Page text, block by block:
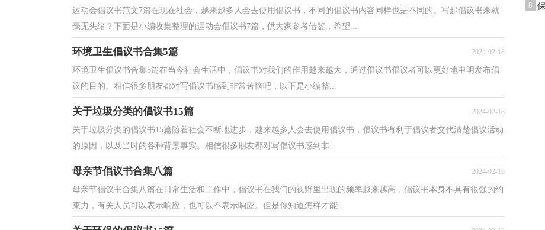
运动会倡议书范文7篇在现在社会，越来越多人会去使用倡议书，不同的倡议书内容同样也是不同的。写起倡议书来就
毫无头绪？下面是小编收集整理的运动会倡议书7篇，供大家参考借鉴，希望...
环境卫生倡议书合集5篇 2024-02-18
环境卫生倡议书合集5篇在当今社会生活中，倡议书对我们的作用越来越大，通过倡议书倡议者可以更好地申明发布倡
议的目的。相信很多朋友都对写倡议书感到非常苦恼吧，以下是小编整...
关于垃圾分类的倡议书15篇 2024-02-18
关于垃圾分类的倡议书15篇随着社会不断地进步，越来越多人会去使用倡议书，倡议书有利于倡议者交代清楚倡议活动
的原因，以及当时的各种背景事实。相信很多朋友都对写倡议书感到非...
母亲节倡议书合集八篇 2024-02-18
母亲节倡议书合集八篇在日常生活和工作中，倡议书在我们的视野里出现的频率越来越高，倡议书本身不具有很强的约
束力，有关人员可以表示响应，也可以不表示响应。但是你知道怎样才能...
8